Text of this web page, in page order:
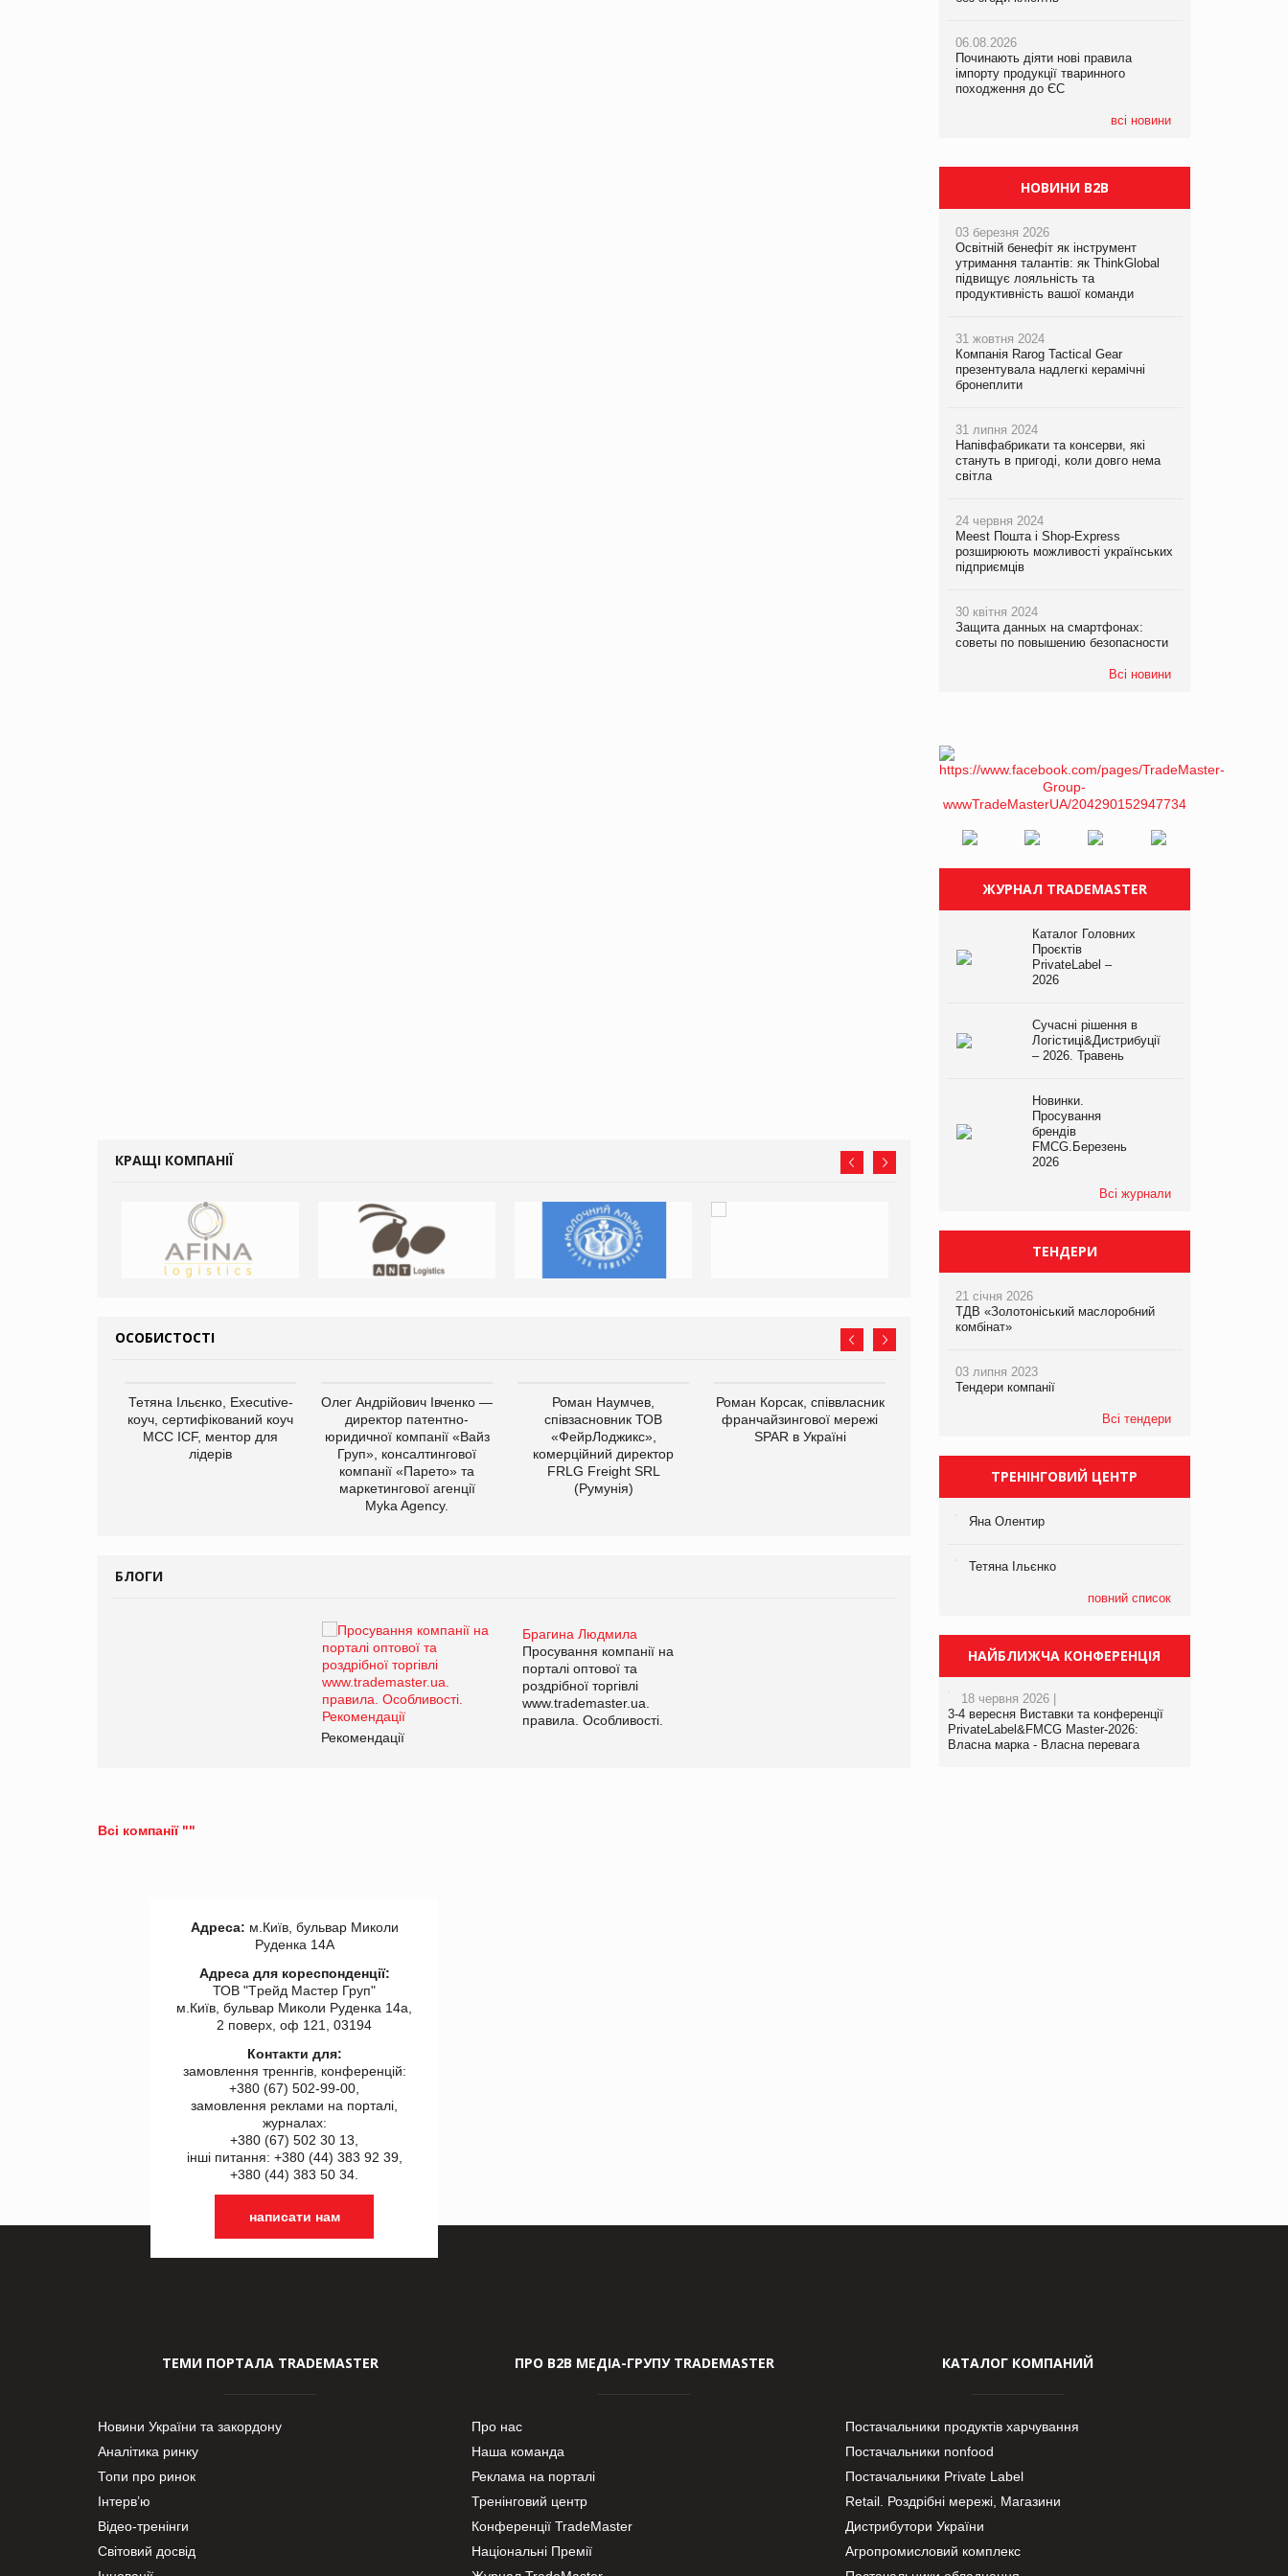
КРАЩІ КОМПАНІЇ
ОСОБИСТОСТІ
Тетяна Ільєнко, Executive-
коуч, сертифікований коуч
МСС ICF, ментор для
лідерів
Олег Андрійович Івченко —
директор патентно-
юридичної компанії «Вайз
Груп», консалтингової
компанії «Парето» та
маркетингової агенції
Myka Agency.
Роман Наумчев,
співзасновник ТОВ
«ФейрЛоджикс»,
комерційний директор
FRLG Freight SRL
(Румунія)
Роман Корсак, співвласник
франчайзингової мережі
SPAR в Україні
виробництва
компанії «УкраМарин»
БЛОГИ
Брагина Людмила
Просування компанії на
порталі оптової та
роздрібної торгівлі
www.trademaster.ua.
правила. Особливості.
Рекомендації
Брагина Людмила
Просування компанії на
www.trademaster.ua.
правила. Особливості.
Всі компанії ""
06.08.2026
Починають діяти нові правила
імпорту продукції тваринного
походження до ЄС
всі новини
Російська атака 5 серпня стала
одним із наймасштабніших ударів по
українському бізнесу за час
повномасштабної війни
у VARUS з’явилися новинки від ТМ
06.08.2026
Аргентина повертається з
продуктами птахівництва на
європейський ринок
НОВИНИ B2B
03 березня 2026
Освітній бенефіт як інструмент
утримання талантів: як ThinkGlobal
підвищує лояльність та
продуктивність вашої команди
31 жовтня 2024
Компанія Rarog Tactical Gear
презентувала надлегкі керамічні
бронеплити
31 липня 2024
Напівфабрикати та консерви, які
стануть в пригоді, коли довго нема
світла
24 червня 2024
Meest Пошта і Shop-Express
розширюють можливості українських
підприємців
30 квітня 2024
Защита данных на смартфонах:
советы по повышению безопасности
Всі новини
ЖУРНАЛ TRADEMASTER
Каталог Головних
Проєктів
PrivateLabel –
2026
Сучасні рішення в
Логістиці&Дистрибуції
– 2026. Травень
Новинки.
Просування
брендів
FMCG.Березень
2026
Всі журнали
ТЕНДЕРИ
21 січня 2026
ТДВ «Золотоніський маслоробний
комбінат»
03 липня 2023
Тендери компанії
Всі тендери
ТРЕНІНГОВИЙ ЦЕНТР
Яна Олентир
Тетяна Ільєнко
повний список
НАЙБЛИЖЧА КОНФЕРЕНЦІЯ
18 червня 2026 |
3-4 вересня Виставки та конференції
PrivateLabel&FMCG Master-2026:
Власна марка - Власна перевага
Адреса: м.Київ, бульвар Миколи
Руденка 14А
Адреса для кореспонденції:
ТОВ "Tрейд Мастер Груп"
м.Київ, бульвар Миколи Руденка 14а,
2 поверх, оф 121, 03194
Контакти для:
замовлення треннгів, конференцій:
+380 (67) 502-99-00,
замовлення реклами на порталі,
журналах:
+380 (67) 502 30 13,
інші питання: +380 (44) 383 92 39,
+380 (44) 383 50 34.
написати нам
ТЕМИ ПОРТАЛА TRADEMASTER
Новини України та закордону
Аналітика ринку
Топи про ринок
Інтерв’ю
Відео-тренінги
Світовий досвід
ПРО В2В МЕДІА-ГРУПУ TRADEMASTER
Про нас
Наша команда
Реклама на порталі
Тренінговий центр
Конференції TradeMaster
Національні Премії
КАТАЛОГ КОМПАНИЙ
Постачальники продуктів харчування
Постачальники nonfood
Постачальники Private Label
Retail. Роздрібні мережі, Магазини
Дистрибутори України
Агропромисловий комплекс